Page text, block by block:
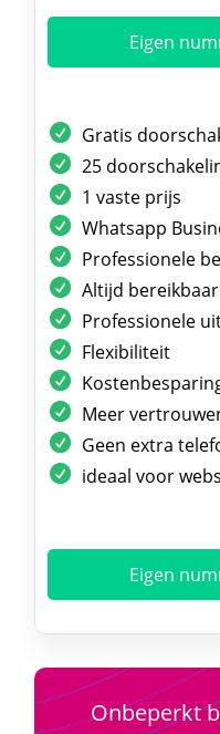
Eigen
Gratis
25
1 vaste prijs
Whatsapp
Professionele
Altijd bereikbaar
Professionele
Flexibiliteit
Meer
Geen extra
ideaal voor
Eigen
Onbeperkt